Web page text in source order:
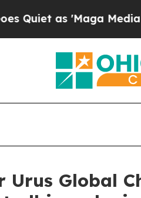
as 'Maga Media
Urus Global